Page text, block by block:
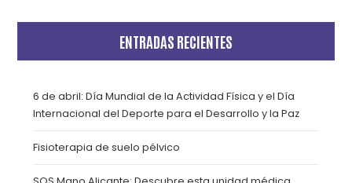
ENTRADAS RECIENTES
6 de abril: Día Mundial de la Actividad Física y el Día
Internacional del Deporte para el Desarrollo y la Paz
Fisioterapia de suelo pélvico